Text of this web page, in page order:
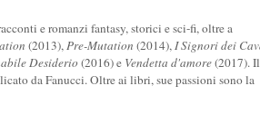
e romanzi fantasy, storici e sci-fi, oltre a
(2013),Pre-Mutation (2014),I Signori dei
Desiderio (2016) e Vendetta d'amore(2017).
da Fanucci. Oltre ai libri, sue passioni sono la